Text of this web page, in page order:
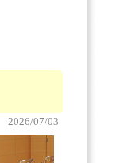
2026/07/03